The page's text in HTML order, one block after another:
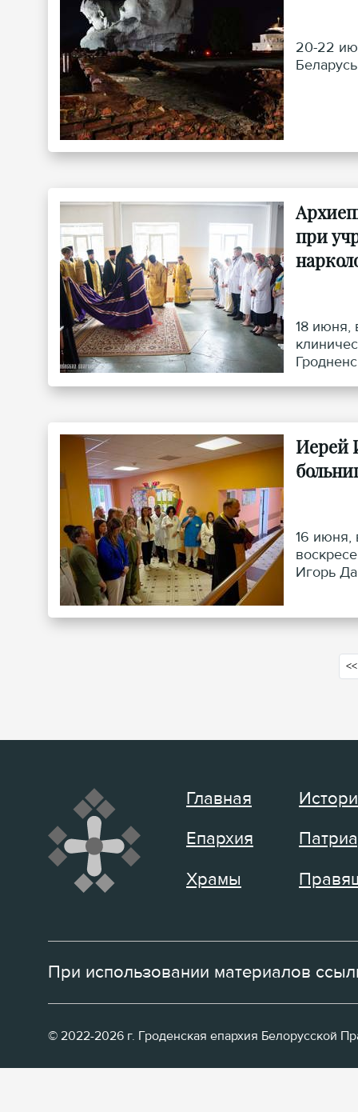
20-22
при
18 июня,
Иерей
16 июня,
Игорь
<<
Главная
Епархия
Храмы
При использовании материалов
© 2022-2026 г. Гроденская епархия Белорусской